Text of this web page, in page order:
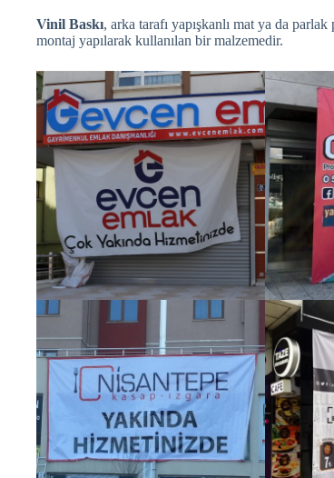
Vinil Baskı, arka tarafı yapışkanlı mat ya da
montaj yapılarak kullanılan bir malzemedir.